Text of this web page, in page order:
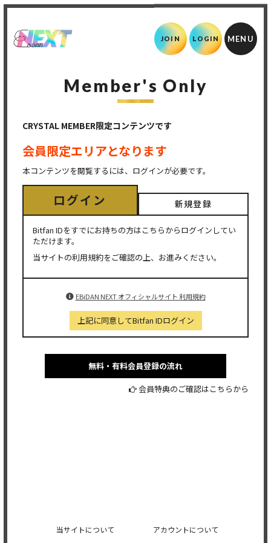
JOIN LOGIN
Member's Only
CRYSTAL MEMBER限定コンテンツです
会員限定エリアとなります
本コンテンツを閲覧するには、ログインが必要です。
ログイン 新規登録
Bitfan IDをすでにお持ちの方はこちらからログインしてい
ただけます。
当サイトの利用規約をご確認の上、お進みください。
EBiDAN NEXT オフィシャルサイト 利用規約
上記に同意してBitfan IDログイン
無料・有料会員登録の流れ
会員特典のご確認はこちらから
当サイトについて アカウントについて